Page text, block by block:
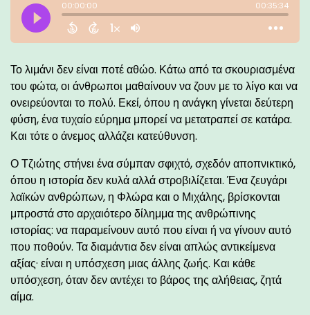
Το λιμάνι δεν είναι ποτέ αθώο. Κάτω από τα σκουριασμένα
του φώτα, οι άνθρωποι μαθαίνουν να ζουν με το λίγο και να
ονειρεύονται το πολύ. Εκεί, όπου η ανάγκη γίνεται δεύτερη
φύση, ένα τυχαίο εύρημα μπορεί να μετατραπεί σε κατάρα.
Και τότε ο άνεμος αλλάζει κατεύθυνση.
Ο Τζιώτης στήνει ένα σύμπαν σφιχτό, σχεδόν αποπνικτικό,
όπου η ιστορία δεν κυλά αλλά στροβιλίζεται. Ένα ζευγάρι
λαϊκών ανθρώπων, η Φλώρα και ο Μιχάλης, βρίσκονται
μπροστά στο αρχαιότερο δίλημμα της ανθρώπινης
ιστορίας: να παραμείνουν αυτό που είναι ή να γίνουν αυτό
που ποθούν. Τα διαμάντια δεν είναι απλώς αντικείμενα
αξίας· είναι η υπόσχεση μιας άλλης ζωής. Και κάθε
υπόσχεση, όταν δεν αντέχει το βάρος της αλήθειας, ζητά
αίμα.